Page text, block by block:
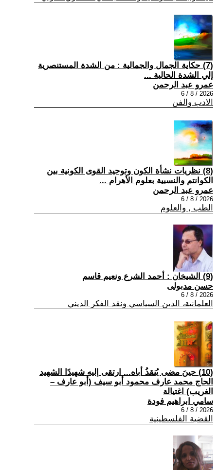
(7) حكاية الجمال والجمالية : من الشدة المستنصرية
إلي الشدة الحالية ...
عمرو عبد الرحمن
2026 / 8 / 6
الادب والفن
(8) نظريات نشأة الكون وتوحيد القوى الكونية بين
الكوانتم والنسبية بعلوم الأهرام ...
عمرو عبد الرحمن
2026 / 8 / 6
الطب , والعلوم
(9) الشيخان : أحمد الشرع ونعيم قاسم
حسن مدبولى
2026 / 8 / 6
العلمانية، الدين السياسي ونقد الفكر الديني
(10) حينَ مضى يُنقذُ أباه... ارتقى إليه شهيدًا الشهيد
الحاج محمد عارف محمود أبو سيف (أبو عارف –
الغريب) اغتيالة
سامي ابراهيم فودة
2026 / 8 / 6
القضية الفلسطينية